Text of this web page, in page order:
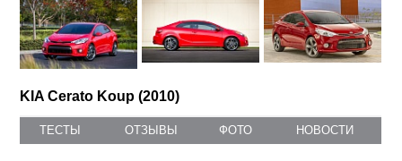
KIA Cerato Koup (2010)
ТЕСТЫ ОТЗЫВЫ ФОТО НОВОСТИ